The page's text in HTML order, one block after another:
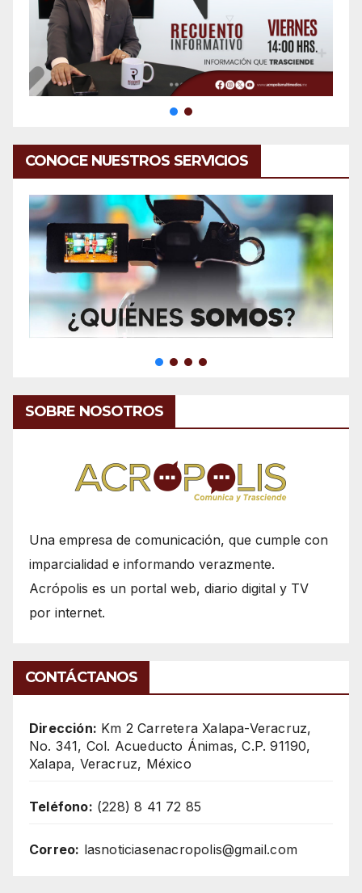
CONOCE NUESTROS SERVICIOS
SOBRE NOSOTROS
Una empresa de comunicación, que cumple con
imparcialidad e informando verazmente.
Acrópolis es un portal web, diario digital y TV
por internet.
CONTÁCTANOS
Dirección: Km 2 Carretera Xalapa-Veracruz,
No. 341, Col. Acueducto Ánimas, C.P. 91190,
Xalapa, Veracruz, México
Teléfono: (228) 8 41 72 85
Correo: lasnoticiasenacropolis@gmail.com